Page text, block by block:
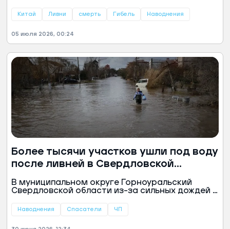
власти сообщает агентство Xinhua.
Китай Ливни смерть Гибель Наводнения
05 июля 2026, 00:24
Более тысячи участков ушли под воду
после ливней в Свердловской
области
В муниципальном округе Горноуральский
Свердловской области из-за сильных дождей и
режим чрезвычайной ситуации, сообщили в
Наводнения Спасатели ЧП